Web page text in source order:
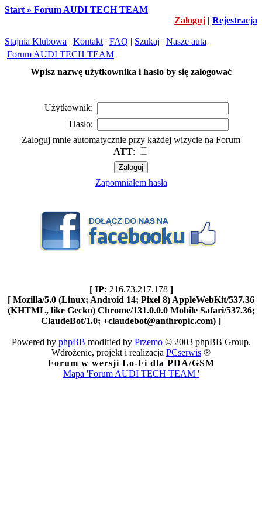
Start » Forum AUDI TECH TEAM
Zaloguj | Rejestracja
Stajnia Klubowa | Kontakt | FAQ | Szukaj | Nasze auta
Forum AUDI TECH TEAM
Wpisz nazwę użytkownika i hasło by się zalogować
Użytkownik:
Hasło:
Zaloguj mnie automatycznie przy każdej wizycie na Forum
ATT:
Zapomniałem hasła
[ IP: 216.73.217.178 ]
[ Mozilla/5.0 (Linux; Android 14; Pixel 8) AppleWebKit/537.36
(KHTML, like Gecko) Chrome/131.0.0.0 Mobile Safari/537.36;
ClaudeBot/1.0; +claudebot@anthropic.com) ]
Powered by phpBB modified by Przemo© 2003 phpBB Group.
Wdrożenie, projekt i realizacja PCserwis ®
Forum w wersji Lo-Fi dla PDA/GSM
Mapa 'Forum AUDI TECH TEAM '